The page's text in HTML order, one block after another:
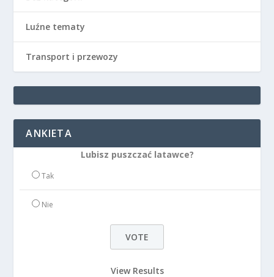
Luźne tematy
Transport i przewozy
ANKIETA
Lubisz puszczać latawce?
Tak
Nie
View Results